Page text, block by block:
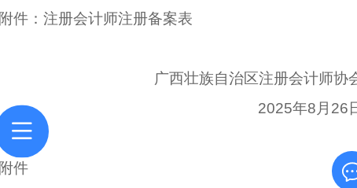
附件：注册会计师注册备案表
广西壮族自治区注册会计师协
2025年8月26
附件